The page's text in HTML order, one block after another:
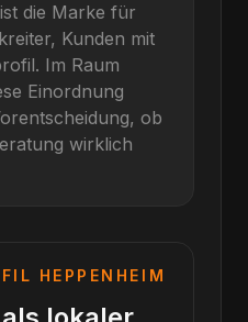
die Marke für
Kunden mit
. Im Raum
Einordnung
ob
wirklich
HEPPENHEIM